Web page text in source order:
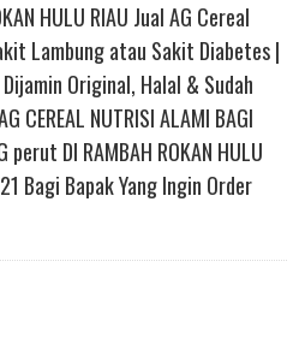
HULU RIAU Jual AG Cereal
Lambung atau Sakit Diabetes |
Original, Halal & Sudah
CEREAL NUTRISI ALAMI BAGI
perut DI RAMBAH ROKAN HULU
Bagi Bapak Yang Ingin Order